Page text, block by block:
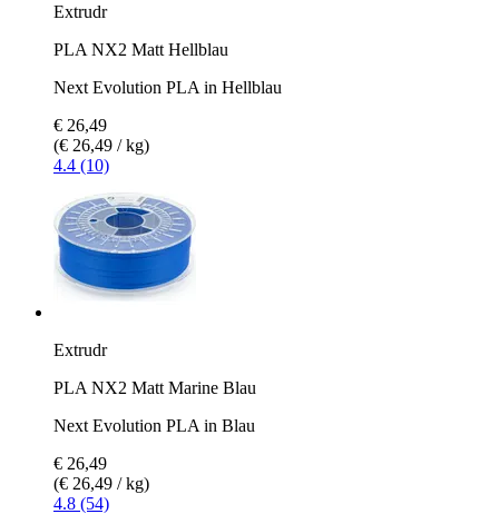
Extrudr
PLA NX2 Matt Hellblau
Next Evolution PLA in Hellblau
€ 26,49
(€ 26,49 / kg)
4.4 (10)
Extrudr
PLA NX2 Matt Marine Blau
Next Evolution PLA in Blau
€ 26,49
(€ 26,49 / kg)
4.8 (54)